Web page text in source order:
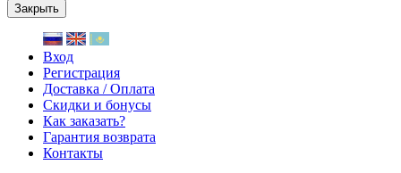
Закрыть
Вход
Регистрация
Доставка / Оплата
Скидки и бонусы
Как заказать?
Гарантия возврата
Контакты